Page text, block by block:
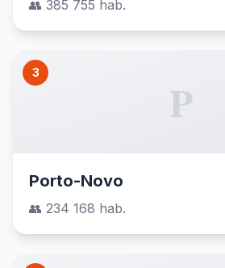
👥 385 755 hab.
3
P
Porto-Novo
👥 234 168 hab.